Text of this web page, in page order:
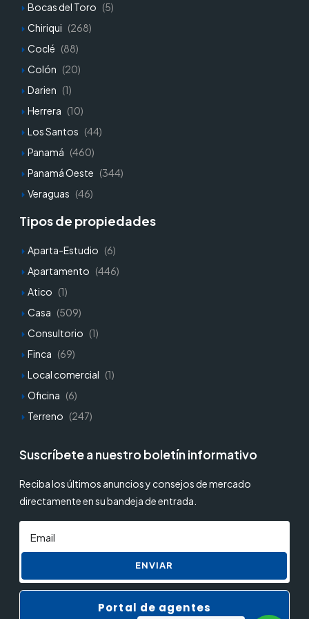
Bocas del Toro (5)
Chiriqui (268)
Coclé (88)
Colón (20)
Darien (1)
Herrera (10)
Los Santos (44)
Panamá (460)
Panamá Oeste (344)
Veraguas (46)
Tipos de propiedades
Aparta-Estudio (6)
Apartamento (446)
Atico (1)
Casa (509)
Consultorio (1)
Finca (69)
Local comercial (1)
Oficina (6)
Terreno (247)
Suscríbete a nuestro boletín informativo
Reciba los últimos anuncios y consejos de mercado
directamente en su bandeja de entrada.
ENVIAR
Portal de agentes